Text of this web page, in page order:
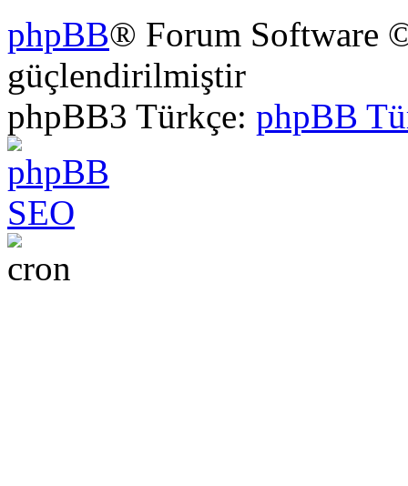
phpBB® Forum Software
güçlendirilmiştir
phpBB3 Türkçe: phpBB